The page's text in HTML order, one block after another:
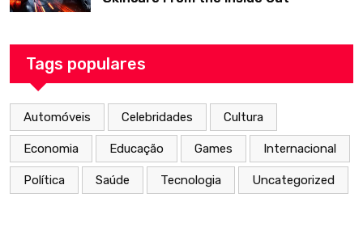
Tags populares
Automóveis Celebridades Cultura
Economia Educação Games Internacional
Política Saúde Tecnologia Uncategorized